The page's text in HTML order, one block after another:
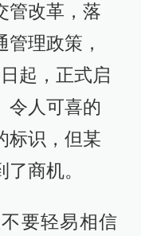
管改革，落
理政策，
起，正式启
令人可喜的
标识，但某
商机。
要轻易相信